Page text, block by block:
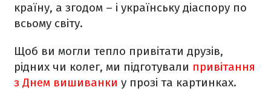
країну, а згодом – і українську діаспору по
всьому світу.
Щоб ви могли тепло привітати друзів,
рідних чи колег, ми підготували привітання
з Днем вишиванки у прозі та картинках.